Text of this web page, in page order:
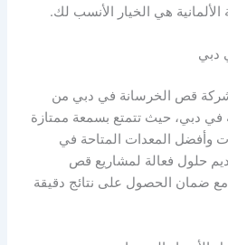
هي الخيار الأنسب لك.
دبي
شركة قص الخرسانة في دبي من
دبي، حيث تتمتع بسمعة ممتازة
وأفضل المعدات المتاحة في
حلول فعالة لمشاريع قص
مع ضمان الحصول على نتائج دقيقة